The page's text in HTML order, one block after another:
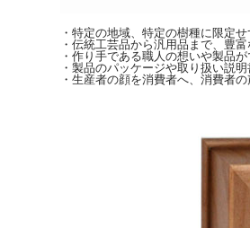
・特定の地域、特定の樹種に限定
・伝統工芸品から汎用品まで、豊
・作り手である職人の想いや製品
・製品のパッケージや取り扱い説明
・生産者の顔を消費者へ、消費者